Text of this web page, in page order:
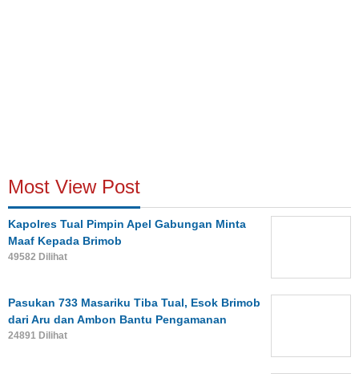
Most View Post
Kapolres Tual Pimpin Apel Gabungan Minta
Maaf Kepada Brimob
49582 Dilihat
Pasukan 733 Masariku Tiba Tual, Esok Brimob
dari Aru dan Ambon Bantu Pengamanan
24891 Dilihat